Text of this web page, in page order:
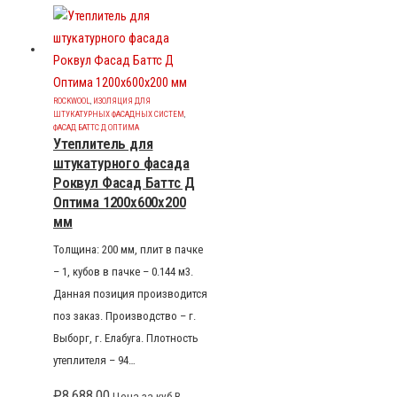
ROCKWOOL, ИЗОЛЯЦИЯ ДЛЯ
ШТУКАТУРНЫХ ФАСАДНЫХ СИСТЕМ,
ФАСАД БАТТС Д ОПТИМА
Утеплитель для
штукатурного фасада
Роквул Фасад Баттс Д
Оптима 1200x600x200
мм
Толщина: 200 мм, плит в пачке
– 1, кубов в пачке – 0.144 м3.
Данная позиция производится
поз заказ. Производство – г.
Выборг, г. Елабуга. Плотность
утеплителя – 94…